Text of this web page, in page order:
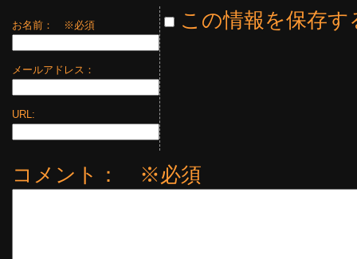
お名前： ※必須
メールアドレス：
URL:
この情報を保存す
コメント： ※必須